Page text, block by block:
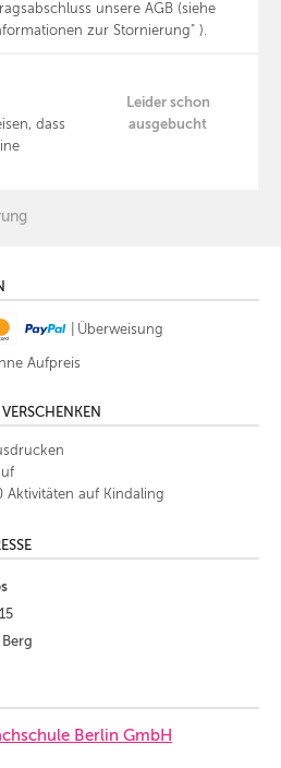
unsere AGB (siehe
zur Stornierung" ).
dass
Leider schon
ausgebucht
Überweisung
Aufpreis
Aktivitäten auf Kindaling
Ber­lin GmbH